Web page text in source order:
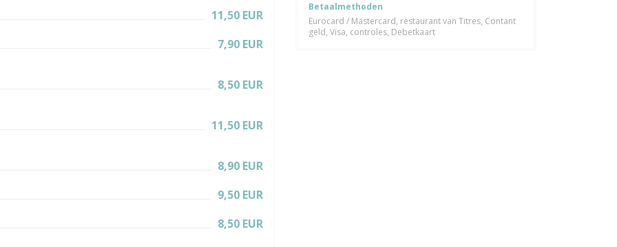
11,50 EUR
7,90 EUR
8,50 EUR
11,50 EUR
8,90 EUR
9,50 EUR
8,50 EUR
Betaalmethoden
Eurocard / Mastercard, restaurant van Titres, Contant
geld, Visa, controles, Debetkaart